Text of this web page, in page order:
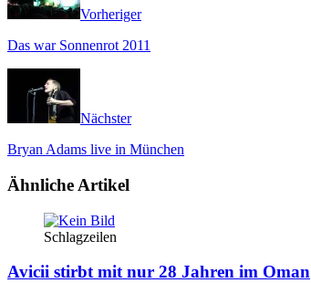
Vorheriger
Das war Sonnenrot 2011
Nächster
Bryan Adams live in München
Ähnliche Artikel
Schlagzeilen
Avicii stirbt mit nur 28 Jahren im Oman